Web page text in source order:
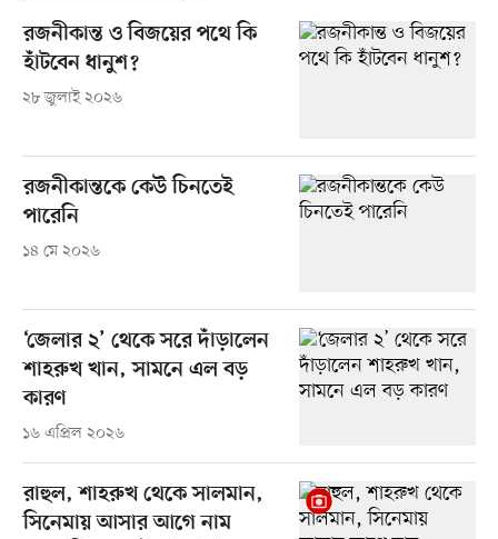
রজনীকান্ত ও বিজয়ের পথে কি
হাঁটবেন ধানুশ?
২৮ জুলাই ২০২৬
রজনীকান্তকে কেউ চিনতেই
পারেনি
১৪ মে ২০২৬
‘জেলার ২’ থেকে সরে দাঁড়ালেন
শাহরুখ খান, সামনে এল বড়
কারণ
১৬ এপ্রিল ২০২৬
রাহুল, শাহরুখ থেকে সালমান,
সিনেমায় আসার আগে নাম